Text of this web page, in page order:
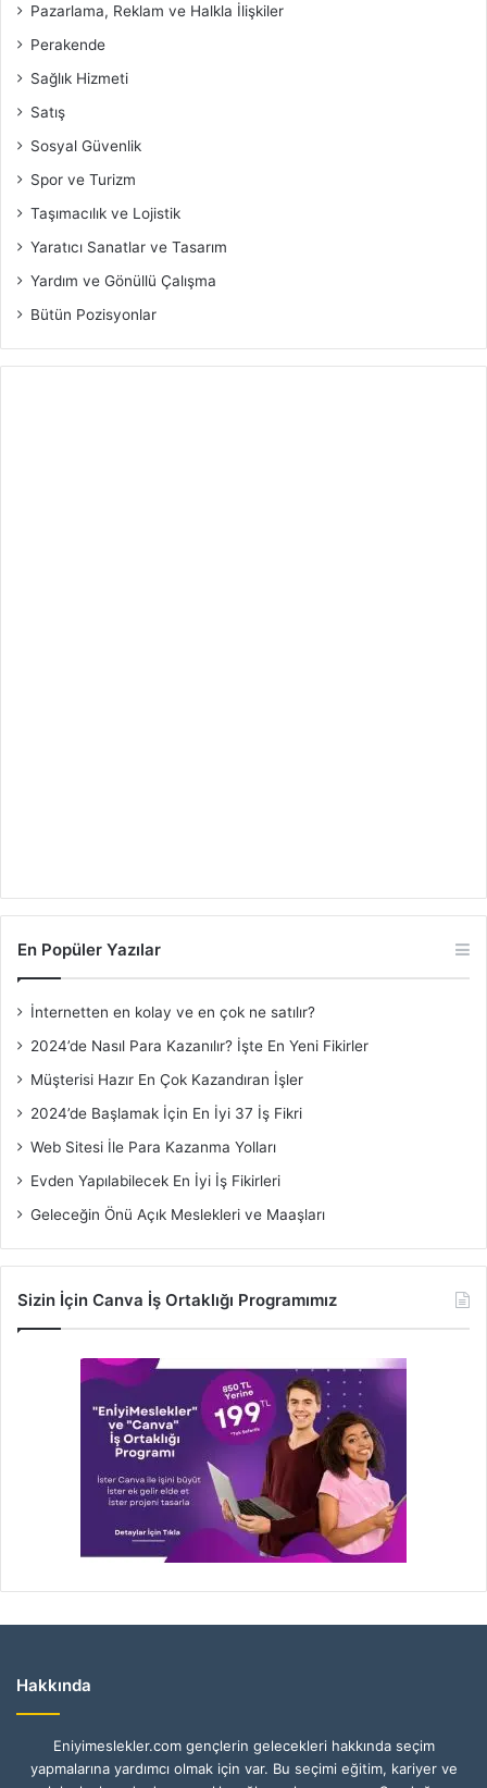
Pazarlama, Reklam ve Halkla İlişkiler
Perakende
Sağlık Hizmeti
Satış
Sosyal Güvenlik
Spor ve Turizm
Taşımacılık ve Lojistik
Yaratıcı Sanatlar ve Tasarım
Yardım ve Gönüllü Çalışma
Bütün Pozisyonlar
En Popüler Yazılar
İnternetten en kolay ve en çok ne satılır?
2024’de Nasıl Para Kazanılır? İşte En Yeni Fikirler
Müşterisi Hazır En Çok Kazandıran İşler
2024’de Başlamak İçin En İyi 37 İş Fikri
Web Sitesi İle Para Kazanma Yolları
Evden Yapılabilecek En İyi İş Fikirleri
Geleceğin Önü Açık Meslekleri ve Maaşları
Sizin İçin Canva İş Ortaklığı Programımız
Hakkında
Eniyimeslekler.com gençlerin gelecekleri hakkında seçim
yapmalarına yardımcı olmak için var. Bu seçimi eğitim, kariyer ve